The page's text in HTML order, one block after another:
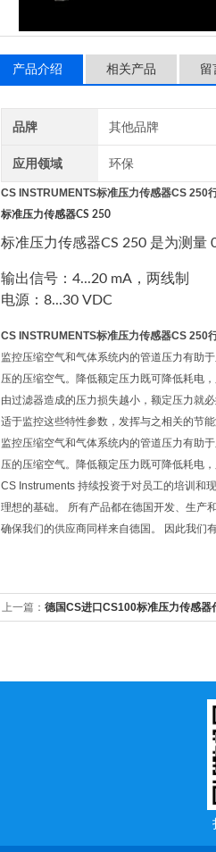
产品介绍 相关产品 留
品牌 其他品牌
应用领域 环保
CS INSTRUMENTS标准压力传感器CS 250
标准压力传感器CS 250
标准压力传感器CS 250 是为测量
输出信号：4...20 mA，两线制
电源：8...30 VDC
CS INSTRUMENTS标准压力传感器CS 250
监控压缩空气和气体系统内的管道压力有助
压的压缩空气。降低额定压力既可降低耗电
由过滤器造成的压力损失越小，额定压力就
适于监控这些特性参数，发挥与之相关的节能
监控压缩空气和气体系统内的管道压力有助
压的压缩空气。降低额定压力既可降低耗电
CS Instruments 持续投资于对员工的培训和
理想的基础。 所有产品都在德国开发、生产
确保我们的供应商同样来自德国。 因此我们
上一篇： 德国CS进口CS100标准压力传感器